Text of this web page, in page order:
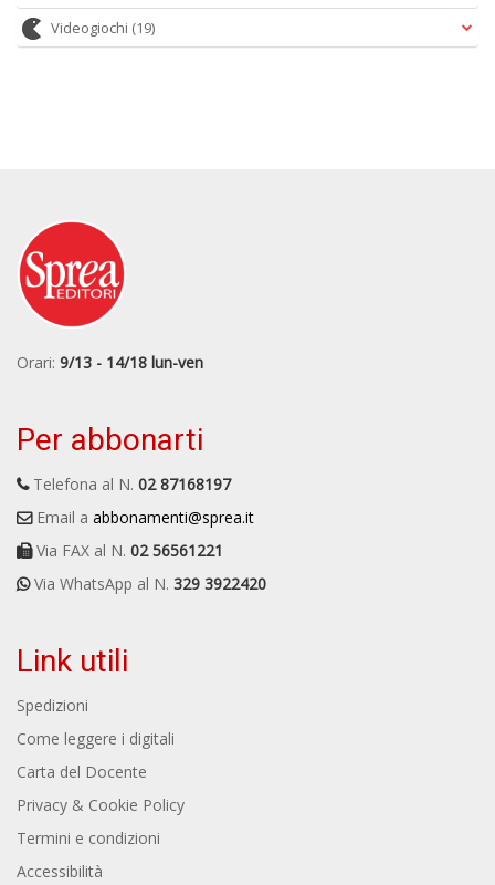
Videogiochi (19)
Orari: 9/13 - 14/18 lun-ven
Per abbonarti
Telefona al N. 02 87168197
Email a abbonamenti@sprea.it
Via FAX al N. 02 56561221
Via WhatsApp al N. 329 3922420
Link utili
Spedizioni
Come leggere i digitali
Carta del Docente
Privacy & Cookie Policy
Termini e condizioni
Accessibilità